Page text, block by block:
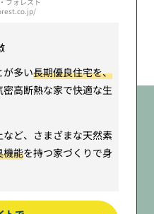
が多い長期優良住宅を、
高断熱な家で快適な生
ど、さまざまな天然素
機能を持つ家づくりで身